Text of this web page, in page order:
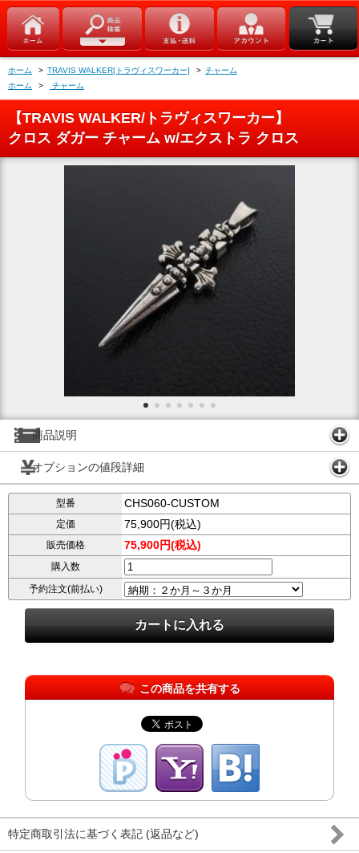
ホーム > TRAVIS WALKER[トラヴィスワーカー] > チャーム
ホーム
> チャーム
【TRAVIS WALKER/トラヴィスワーカー】
クロス ダガー チャーム w/エクストラ クロス
商品説明
オプションの値段詳細
型番 CHS060-CUSTOM
定価 75,900円(税込)
販売価格 75,900円(税込)
購入数
予約注文(前払い)
この商品を共有する
特定商取引法に基づく表記 (返品など)